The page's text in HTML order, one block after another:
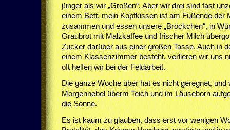
jünger als wir „Großen“. Aber wir drei sind fast
einem Bett, mein Kopfkissen ist am Fußende der
zusammen und essen unsere „Bröckchen“, in
Graubrot mit Malzkaffee und frischer Milch
Zucker darüber aus einer großen Tasse. Auch in
einem Klassenzimmer besteht, verlieren wir uns
oft helfen wir bei der Feldarbeit.
Die ganze Woche über hat es nicht geregnet, und
Morgennebel überm Teich und im Läuseborn
die Sonne.
Es ist kaum zu glauben, dass erst vor wenigen